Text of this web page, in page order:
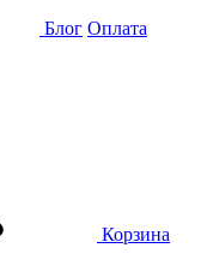
Блог Оплата
Корзина